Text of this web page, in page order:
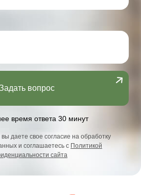
вопрос
время ответа 30 минут
даете свое согласие на обработку
и соглашаетесь с Политикой
сайта